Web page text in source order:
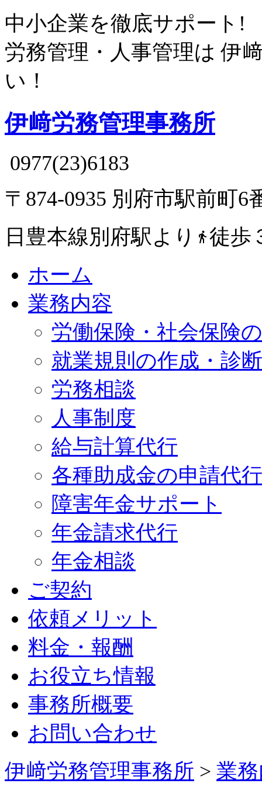
中小企業を徹底サポート!
労務管理・人事管理は伊
い！
伊﨑労務管理事務所
0977(23)6183
〒874-0935 別府市駅前町6
日豊本線別府駅より
 徒歩
ホーム
業務内容
労働保険・社会保険
就業規則の作成・診断
労務相談
人事制度
給与計算代行
各種助成金の申請代行
障害年金サポート
年金請求代行
年金相談
ご契約
依頼メリット
料金・報酬
お役立ち情報
事務所概要
お問い合わせ
伊﨑労務管理事務所 > 業